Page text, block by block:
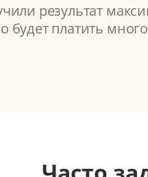
результат
будет платить